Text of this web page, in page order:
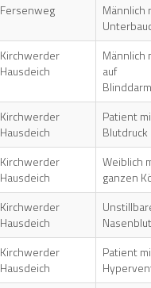
Fersenweg
Männlich
Kirchwerder
Hausdeich
Männlich
auf
Kirchwerder
Hausdeich
Patient
Blutdruck
Kirchwerder
Hausdeich
Weiblich
ganzen
Kirchwerder
Hausdeich
Kirchwerder
Hausdeich
Patient